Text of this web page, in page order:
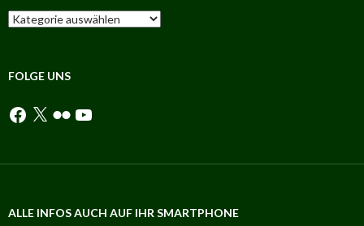
Aktuelle
Neuigkeiten
Abteilungen
FOLGE UNS
Facebook
X FlickrYouTube
ALLE INFOS AUCH AUF IHR SMARTPHONE